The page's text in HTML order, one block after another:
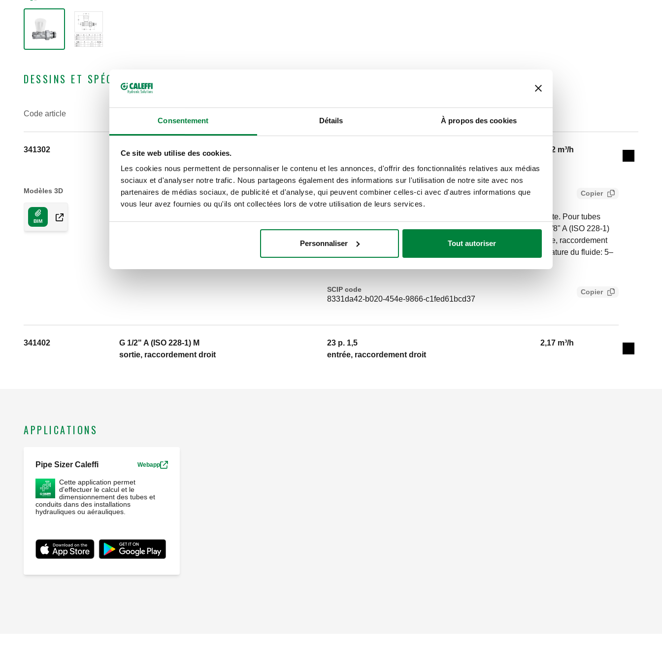
Consentement Détails À propos des cookies
Ce site web utilise des cookies.
Les cookies nous permettent de personnaliser le contenu et les annonces, d'offrir des fonctionnalités relatives aux médias
sociaux et d'analyser notre trafic. Nous partageons également des informations sur l'utilisation de notre site avec nos
partenaires de médias sociaux, de publicité et d'analyse, qui peuvent combiner celles-ci avec d'autres informations que
vous leur avez fournies ou qu'ils ont collectées lors de votre utilisation de leurs services.
Personnaliser Tout autoriser
DESSINS ET SPÉCIFICATIONS
Code article
341302
G 3/8" A (ISO 228-1) M
1,32 m³/h
Collapse
Modèles 3D
BIM
Texte de présentation Copier
CALEFFI, 341302. Vanne manuelle pour radiateurs. Version droite. Pour tubes
cuivre et plastique simple et multicouche. Raccord radiateur: G 3/8" A (ISO 228-1)
M, sortie, raccordement droit. Raccord tuyauterie: 23 p. 1,5, entrée, raccordement
droit, raccord. Pression maxi d'exercice: 10 bar. Plage de température du fluide: 5–
SCIP code
8331da42-b020-454e-9866-c1fed61bcd37
Copier
341402
G 1/2" A (ISO 228-1) M
sortie, raccordement droit
23 p. 1,5
entrée, raccordement droit
2,17 m³/h
Expand
APPLICATIONS
Pipe Sizer Caleffi Webapp
Cette application permet
d'effectuer le calcul et le
dimensionnement des tubes et
conduits dans des installations
hydrauliques ou aérauliques.